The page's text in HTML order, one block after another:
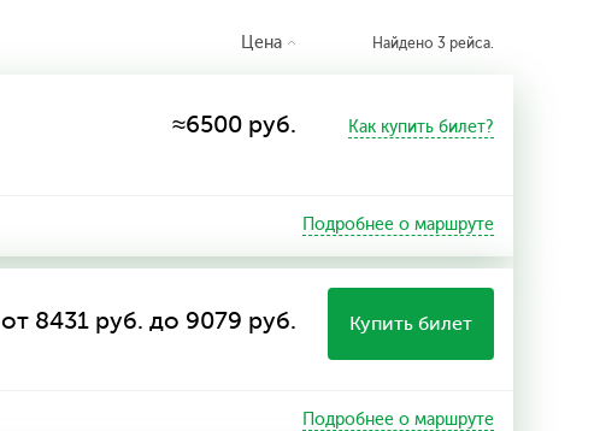
Цена Найдено 3 рейса.
≈6500 руб. Как купить билет?
Подробнее о маршруте
от 8431 руб. до 9079 руб. Купить билет
Подробнее о маршруте